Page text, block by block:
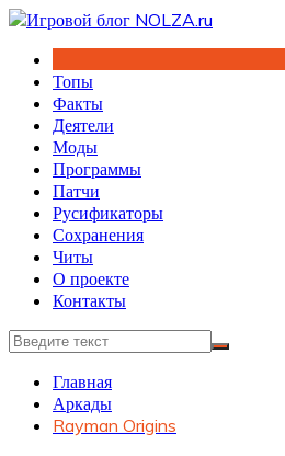
Перейти
содержимому
Топы
Факты
Деятели
Моды
Программы
Патчи
Русификаторы
Сохранения
Читы
О проекте
Контакты
Главная
Аркады
Rayman Origins